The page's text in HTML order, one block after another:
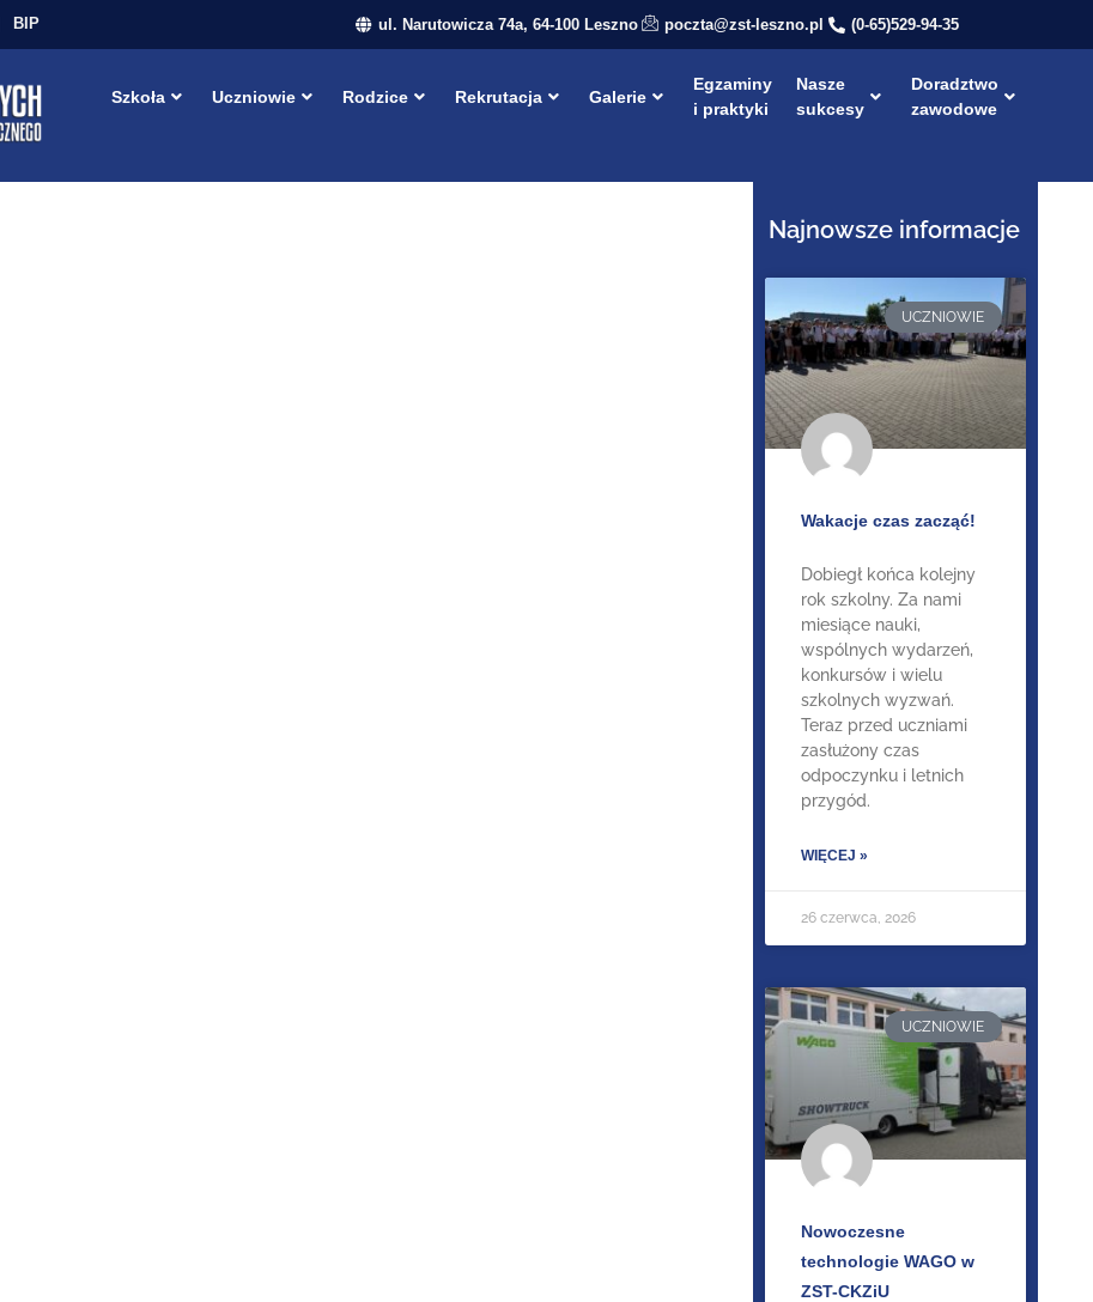
BIP ul. Narutowicza 74a, 64-100 Leszno poczta@zst-leszno.pl (0-65)529-94-35
Szkoła Uczniowie Rodzice Rekrutacja Galerie
Egzaminy
i praktyki
Nasze
sukcesy
Doradztwo
zawodowe
Najnowsze informacje
UCZNIOWIE
Wakacje czas zacząć!
Dobiegł końca kolejny
rok szkolny. Za nami
miesiące nauki,
wspólnych wydarzeń,
konkursów i wielu
szkolnych wyzwań.
Teraz przed uczniami
zasłużony czas
odpoczynku i letnich
przygód.
WIĘCEJ »
26 czerwca, 2026
UCZNIOWIE
Nowoczesne
technologie WAGO w
ZST-CKZiU